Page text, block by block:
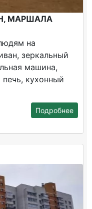
МАРШАЛА
на
зеркальный
машина,
кухонный
Подробнее